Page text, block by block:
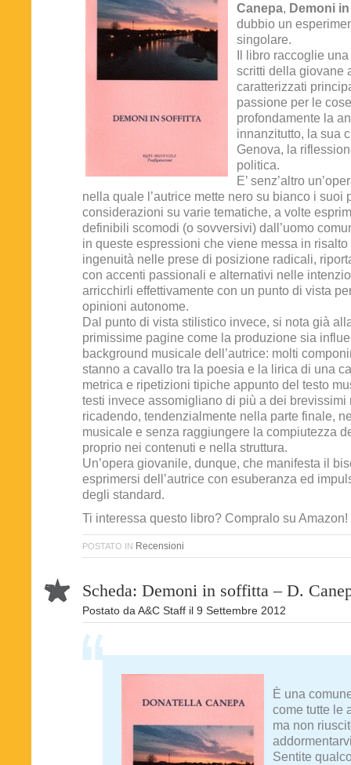
Canepa, Demoni
dubbio un
singolare.
Il libro raccoglie
scritti della giovane
caratterizzati
passione per le
profondamente la
innanzitutto, la sua
Genova, la
politica.
E’ senz’altro
nella quale l’autrice mette nero su bianco i suoi
considerazioni su varie tematiche, a volte
definibili scomodi (o sovversivi) dall’uomo
in queste espressioni che viene messa in risalto
ingenuità nelle prese di posizione radicali,
con accenti passionali e alternativi nelle
arricchirli effettivamente con un punto di vista
opinioni autonome.
Dal punto di vista stilistico invece, si nota già
primissime pagine come la produzione sia
background musicale dell’autrice: molti
stanno a cavallo tra la poesia e la lirica di una
metrica e ripetizioni tipiche appunto del testo
testi invece assomigliano di più a dei brevissimi
ricadendo, tendenzialmente nella parte finale,
musicale e senza raggiungere la compiutezza
proprio nei contenuti e nella struttura.
Un’opera giovanile, dunque, che manifesta il
esprimersi dell’autrice con esuberanza ed
degli standard.
Ti interessa questo libro? Compralo su Amazon!
POSTATO IN Recensioni
Scheda: Demoni in soffitta – D.
Postato da A&C Staff il 9 Settembre 2012
È una
come tutte le
ma non
Sentite